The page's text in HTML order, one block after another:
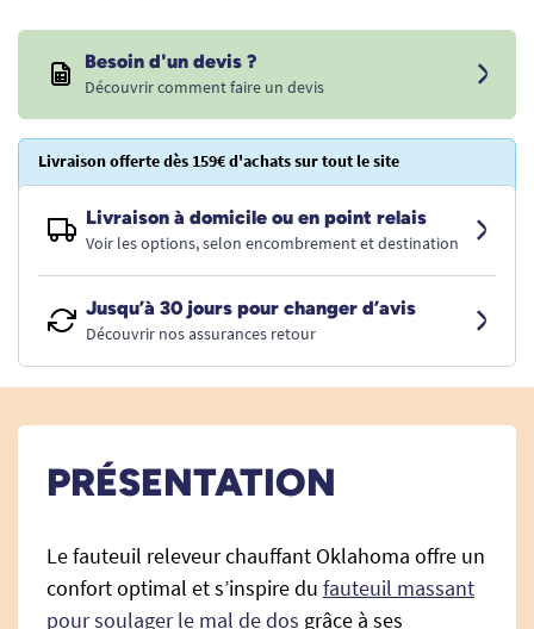
Besoin d'un devis ?
Découvrir comment faire un devis
Livraison offerte dès 159€ d'achats sur tout le site
Livraison à domicile ou en point relais
Voir les options, selon encombrement et destination
Jusqu’à 30 jours pour changer d’avis
Découvrir nos assurances retour
PRÉSENTATION
Le fauteuil releveur chauffant Oklahoma offre un
confort optimal et s’inspire du fauteuil massant
pour soulager le mal de dos grâce à ses